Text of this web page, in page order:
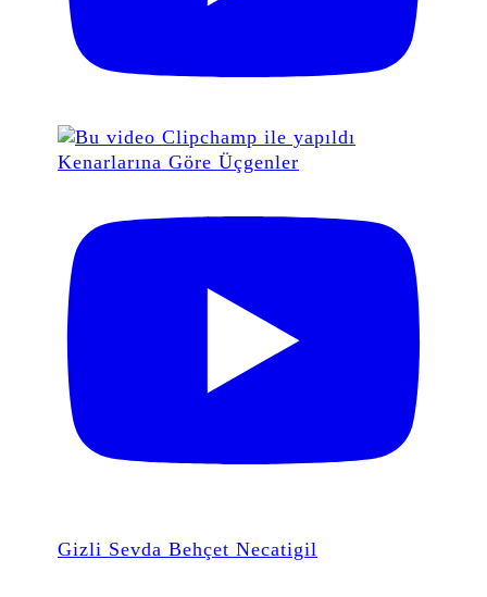
Kenarlarına Göre Üçgenler
Gizli Sevda Behçet Necatigil